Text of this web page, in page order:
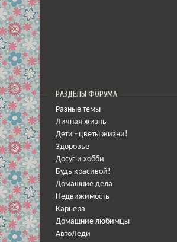
РАЗДЕЛЫ ФОРУМА
Разные темы
Личная жизнь
Дети - цветы жизни!
Здоровье
Досуг и хобби
Будь красивой!
Домашние дела
Недвижимость
Карьера
Домашние любимцы
АвтоЛеди